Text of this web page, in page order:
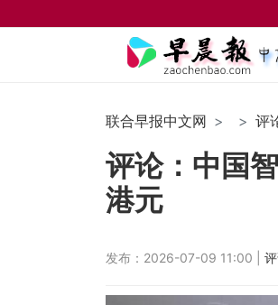
联合早报中文网 评
评论：中国
港元
发布：2026-07-09 11:00 |